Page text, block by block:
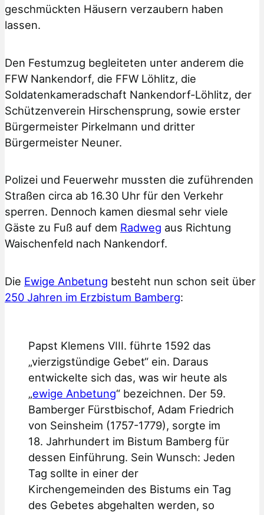
geschmückten Häusern verzaubern haben
lassen.
Den Festumzug begleiteten unter anderem die
FFW Nankendorf, die FFW Löhlitz, die
Soldatenkameradschaft Nankendorf-Löhlitz, der
Schützenverein Hirschensprung, sowie erster
Bürgermeister Pirkelmann und dritter
Bürgermeister Neuner.
Polizei und Feuerwehr mussten die zuführenden
Straßen circa ab 16.30 Uhr für den Verkehr
sperren. Dennoch kamen diesmal sehr viele
Gäste zu Fuß auf dem Radweg aus Richtung
Waischenfeld nach Nankendorf.
Die Ewige Anbetung besteht nun schon seit über
250 Jahren im Erzbistum Bamberg:
Papst Klemens VIII. führte 1592 das
„vierzigstündige Gebet“ ein. Daraus
entwickelte sich das, was wir heute als
„ewige Anbetung“ bezeichnen. Der 59.
Bamberger Fürstbischof, Adam Friedrich
von Seinsheim (1757-1779), sorgte im
18. Jahrhundert im Bistum Bamberg für
dessen Einführung. Sein Wunsch: Jeden
Tag sollte in einer der
Kirchengemeinden des Bistums ein Tag
des Gebetes abgehalten werden, so